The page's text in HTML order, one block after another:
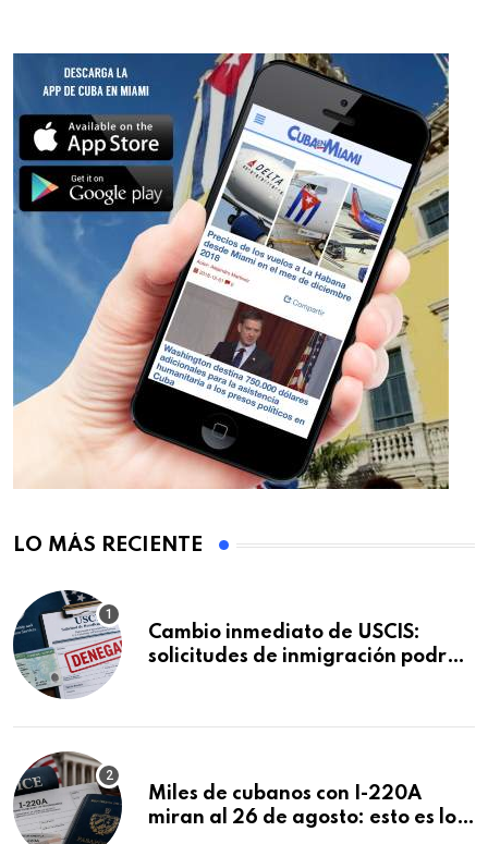
LO MÁS RECIENTE
Cambio inmediato de USCIS:
solicitudes de inmigración podrán
Miles de cubanos con I-220A
miran al 26 de agosto: esto es lo